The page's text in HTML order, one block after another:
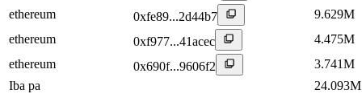
ethereum
0xfe89...2d44b7
9.629M
ethereum
0xf977...41acec
4.475M
ethereum
0x690f...9606f2
3.741M
Iba pa
24.093M